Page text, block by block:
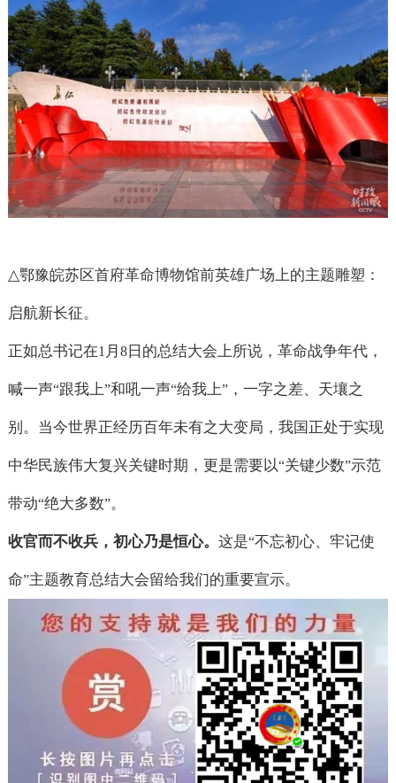
△鄂豫皖苏区首府革命博物馆前英雄广场上的主题雕塑：
启航新长征。
正如总书记在1 月 8日的总结大会上所说，革命战争年代，
喊一声“跟我上”和吼一声“给我上”，一字之差、天壤之
别。当今世界正经历百年未有之大变局，我国正处于实现
中华民族伟大复兴关键时期，更是需要以“关键少数”示范
带动“绝大多数”。
收官而不收兵，初心乃是恒心。 这是“不忘初心、牢记使
命”主题教育总结大会留给我们的重要宣示。